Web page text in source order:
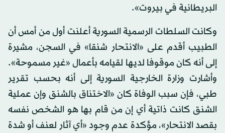
البريطانية في بيروت».
وكانت السلطات الرسمية السورية أعلنت أول من أمس أن
الطبيب أقدم على «الانتحار شنقا» في السجن، مشيرة
إلى أنه كان موقوفا لديها لقيامه بأعمال «غير مسموحة».
وأشارت وزارة الخارجية السورية إلى أنه بحسب تقرير
طبي، فإن سبب الوفاة كان «الاختناق بالشنق وإن عملية
الشنق كانت ذاتية أي إن من قام بها هو الشخص نفسه
بقصد الانتحار»، مؤكدة عدم وجود «أي آثار لعنف أو شدة